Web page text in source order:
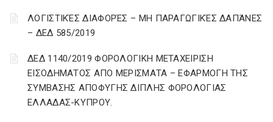
ΛΟΓΙΣΤΙΚΈΣ ΔΙΑΦΟΡΈΣ – ΜΗ ΠΑΡΑΓΩΓΙΚΈΣ ΔΑΠΆΝΕΣ
– ΔΕΔ 585/2019
ΔΕΔ 1140/2019 ΦΟΡΟΛΟΓΙΚΗ ΜΕΤΑΧΕΙΡΙΣΗ
ΕΙΣΟΔΗΜΑΤΟΣ ΑΠΟ ΜΕΡΙΣΜΑΤΑ – ΕΦΑΡΜΟΓΗ ΤΗΣ
ΣΥΜΒΑΣΗΣ ΑΠΟΦΥΓΗΣ ΔΙΠΛΗΣ ΦΟΡΟΛΟΓΙΑΣ
ΕΛΛΑΔΑΣ-ΚΥΠΡΟΥ.